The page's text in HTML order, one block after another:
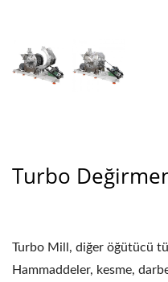
Turbo
Turbo Mill, diğer öğütücü
Hammaddeler, kesme,